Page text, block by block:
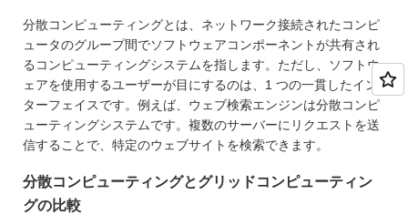
分散コンピューティングとは、ネットワーク接続されたコンピ
ュータのグループ間でソフトウェアコンポーネントが共有され
るコンピューティングシステムを指します。ただし、ソフトウ
ェアを使用するユーザーが目にするのは、1 つの一貫したイン
ターフェイスです。例えば、ウェブ検索エンジンは分散コンピ
ューティングシステムです。複数のサーバーにリクエストを送
信することで、特定のウェブサイトを検索できます。
分散コンピューティングとグリッドコンピューティン
グの比較